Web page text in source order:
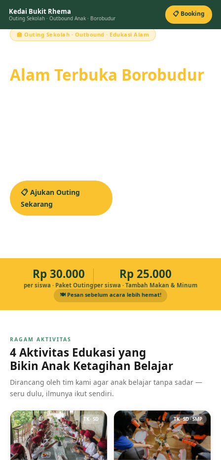
Kedai Bukit Rhema
Outing Sekolah · Outbound Anak · Borobudur
📋 Booking
🏫 Outing Sekolah · Outbound · Edukasi Alam
Alam Terbuka Borobudur
📋 Ajukan Outing
Sekarang
Rp 30.000
per siswa · Paket Outing
Rp 25.000
per siswa · Tambah Makan & Minum
🍽️ Pesan sebelum acara lebih hemat!
RAGAM AKTIVITAS
4 Aktivitas Edukasi yang
Bikin Anak Ketagihan Belajar
Dirancang oleh tim kami agar anak belajar tanpa sadar —
seru dulu, ilmunya ikut sendiri.
TK · SD TK · SD · SMP